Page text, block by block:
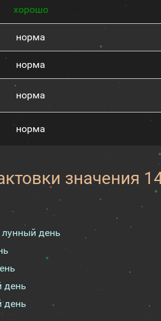
хорошо
норма
норма
норма
норма
значения
день
день
день